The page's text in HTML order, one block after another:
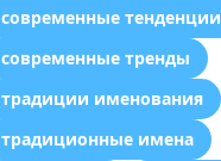
современные тенденции
современные тренды
традиции именования
традиционные имена